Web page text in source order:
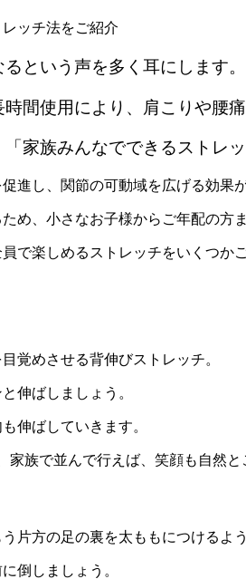
という声を多く耳にします。
間使用により、肩こりや腰
家族みんなでできるストレッ
進し、関節の可動域を広げる効果
め、小さなお子様からご年配の方
で楽しめるストレッチをいくつか
覚めさせる背伸びストレッチ。
伸ばしましょう。
伸ばしていきます。
族で並んで行えば、笑顔も自然と
片方の足の裏を太ももにつけるよ
倒しましょう。